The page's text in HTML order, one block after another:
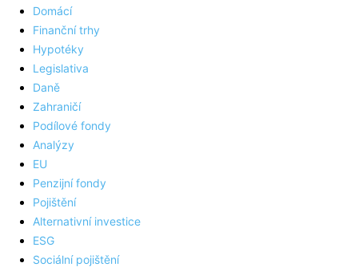
Domácí
Finanční trhy
Hypotéky
Legislativa
Daně
Zahraničí
Podílové fondy
Analýzy
EU
Penzijní fondy
Pojištění
Alternativní investice
ESG
Sociální pojištění